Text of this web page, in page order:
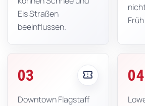
Eis Straßen
beeinflussen.
03 confirmation_number
Downtown Flagstaff
04